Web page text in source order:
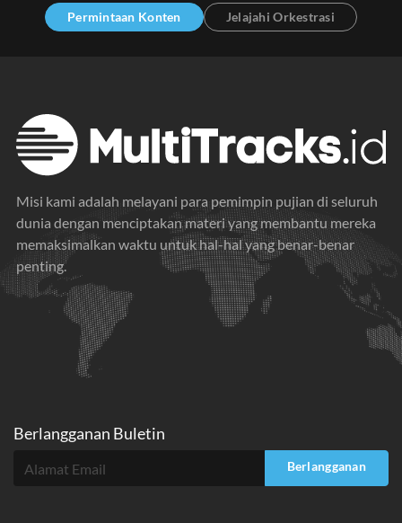
Permintaan Konten Jelajahi Orkestrasi
Misi kami adalah melayani para pemimpin pujian di seluruh
dunia dengan menciptakan materi yang membantu mereka
memaksimalkan waktu untuk hal-hal yang benar-benar
penting.
Berlangganan Buletin
Berlangganan